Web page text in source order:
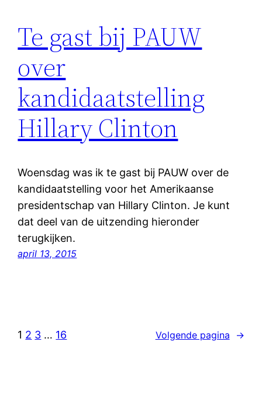
Te gast bij PAUW
over
kandidaatstelling
Hillary Clinton
Woensdag was ik te gast bij PAUW over de
kandidaatstelling voor het Amerikaanse
presidentschap van Hillary Clinton. Je kunt
dat deel van de uitzending hieronder
terugkijken.
april 13, 2015
1 2 3 … 16 Volgende pagina →